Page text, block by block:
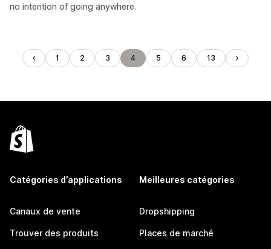
no intention of going anywhere.
1 2 3 4 5 6 13
Catégories d’applications
Canaux de vente
Trouver des produits
Meilleures catégories
Dropshipping
Places de marché